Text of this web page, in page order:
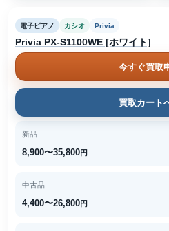
電子ピアノ カシオ Privia
Privia PX-S1100WE [ホワイト]
今すぐ買取
買取カート
新品
8,900〜35,800円
中古品
4,400〜26,800円